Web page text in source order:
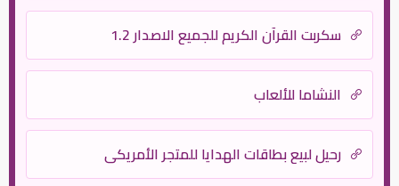
سكربت القرآن الكريم للجميع الاصدار 1.2
النشاما للألعاب
رحيل لبيع بطاقات الهدايا للمتجر الأمريكي